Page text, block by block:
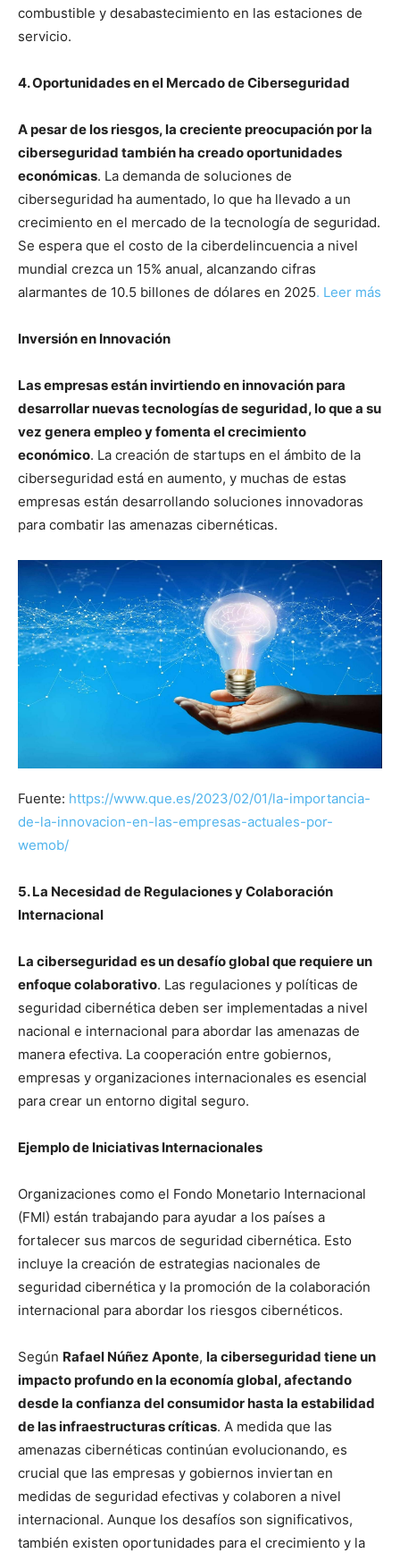
combustible y desabastecimiento en las estaciones de
servicio.
4. Oportunidades en el Mercado de Ciberseguridad
A pesar de los riesgos, la creciente preocupación por la
ciberseguridad también ha creado oportunidades
económicas. La demanda de soluciones de
ciberseguridad ha aumentado, lo que ha llevado a un
crecimiento en el mercado de la tecnología de seguridad.
Se espera que el costo de la ciberdelincuencia a nivel
mundial crezca un 15% anual, alcanzando cifras
alarmantes de 10.5 billones de dólares en 2025. Leer más
Inversión en Innovación
Las empresas están invirtiendo en innovación para
desarrollar nuevas tecnologías de seguridad, lo que a su
vez genera empleo y fomenta el crecimiento
económico. La creación de startups en el ámbito de la
ciberseguridad está en aumento, y muchas de estas
empresas están desarrollando soluciones innovadoras
para combatir las amenazas cibernéticas.
Fuente: https://www.que.es/2023/02/01/la-importancia-
de-la-innovacion-en-las-empresas-actuales-por-
wemob/
5. La Necesidad de Regulaciones y Colaboración
Internacional
La ciberseguridad es un desafío global que requiere un
enfoque colaborativo. Las regulaciones y políticas de
seguridad cibernética deben ser implementadas a nivel
nacional e internacional para abordar las amenazas de
manera efectiva. La cooperación entre gobiernos,
empresas y organizaciones internacionales es esencial
para crear un entorno digital seguro.
Ejemplo de Iniciativas Internacionales
Organizaciones como el Fondo Monetario Internacional
(FMI) están trabajando para ayudar a los países a
fortalecer sus marcos de seguridad cibernética. Esto
incluye la creación de estrategias nacionales de
seguridad cibernética y la promoción de la colaboración
internacional para abordar los riesgos cibernéticos.
Según Rafael Núñez Aponte, la ciberseguridad tiene un
impacto profundo en la economía global, afectando
desde la confianza del consumidor hasta la estabilidad
de las infraestructuras críticas. A medida que las
amenazas cibernéticas continúan evolucionando, es
crucial que las empresas y gobiernos inviertan en
medidas de seguridad efectivas y colaboren a nivel
internacional. Aunque los desafíos son significativos,
también existen oportunidades para el crecimiento y la